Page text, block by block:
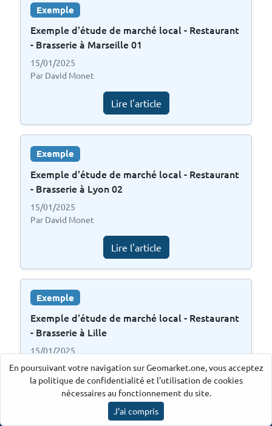
Exemple
Exemple d'étude de marché local - Restaurant
- Brasserie à Marseille 01
15/01/2025
Par David Monet
Lire l'article
Exemple
Exemple d'étude de marché local - Restaurant
- Brasserie à Lyon 02
15/01/2025
Par David Monet
Lire l'article
Exemple
Exemple d'étude de marché local - Restaurant
- Brasserie à Lille
15/01/2025
Par David Monet
Lire l'article
En poursuivant votre navigation sur Geomarket.one, vous acceptez
la politique de confidentialité et l'utilisation de cookies
nécessaires au fonctionnement du site.
J'ai compris
Ancre par Geomarket.one